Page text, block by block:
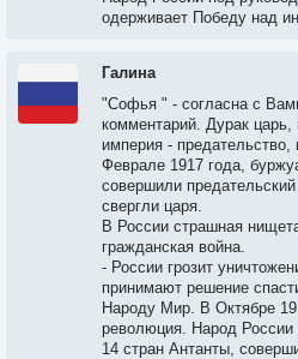
одерживает Победу над
Галина
"Софья " - согласна с
комментарий. Дурак царь,
империя - предательство,
Феврале 1917 года,
совершили
свергли царя.
В России страшная
гражданская война.
- России грозит
принимают решение
Народу Мир. В Октябре
революция. Народ
14 стран Антанты,